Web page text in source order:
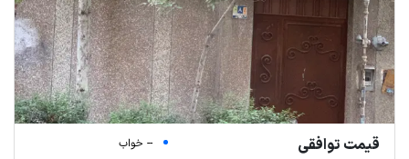
قیمت توافقی
-- خواب